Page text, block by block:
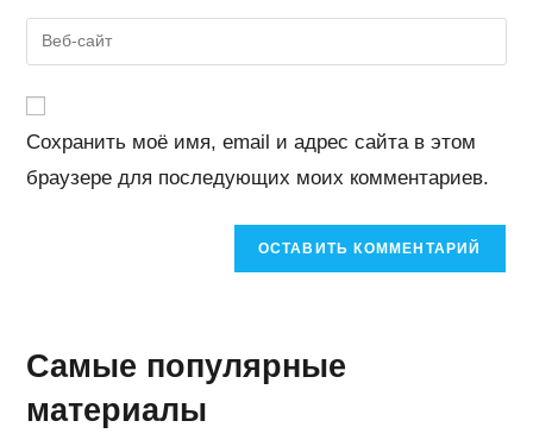
пользователя,
чтобы
прокомментировать
email-
адрес,
Введите
URL
веб-
сайта
(необязательно)
Сохранить моё имя, email и адрес сайта в этом
браузере для последующих моих комментариев.
Самые популярные
материалы